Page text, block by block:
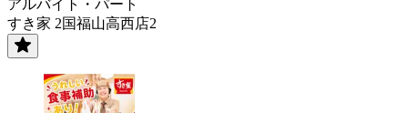
アルバイト・パート
すき家 2国福山高西店2